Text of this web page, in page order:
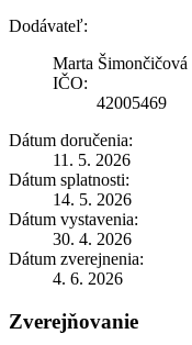
Dodávateľ:
Marta Šimončičová
IČO:
42005469
Dátum doručenia:
11. 5. 2026
Dátum splatnosti:
14. 5. 2026
Dátum vystavenia:
30. 4. 2026
Dátum zverejnenia:
4. 6. 2026
Zverejňovanie